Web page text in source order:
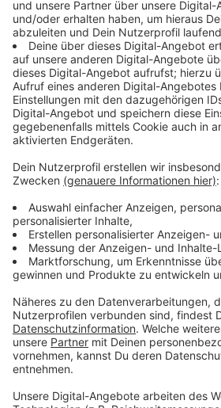
einzubetten. Dieser
Daten zu Ihren
sammeln. Bitte lesen
Details durch und
Nutzung des Service zu,
Video
Mehr
Akzeptieren
powered by
Management
Willkommen zu unserer 8-
eine entspannende Pause im
Anzeige
Yoga: Mehr als nur Dehnen
Yoga ist weit mehr als das Bild, das
Kopf haben – eine Gruppe von
verrückten Positionen dehnen und
Tatsächlich bietet Yoga eine